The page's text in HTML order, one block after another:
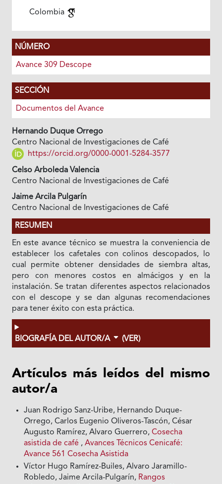
Colombia
NÚMERO
Avance 309 Descope
SECCIÓN
Documentos del Avance
Hernando Duque Orrego
Centro Nacional de Investigaciones de Café
https://orcid.org/0000-0001-5284-3577
Celso Arboleda Valencia
Centro Nacional de Investigaciones de Café
Jaime Arcila Pulgarín
Centro Nacional de Investigaciones de Café
RESUMEN
En este avance técnico se muestra la conveniencia de
establecer los cafetales con colinos descopados, lo
cual permite obtener densidades de siembra altas,
pero con menores costos en almácigos y en la
instalación. Se tratan diferentes aspectos relacionados
con el descope y se dan algunas recomendaciones
para tener éxito con esta práctica.
BIOGRAFÍA DEL AUTOR/A (VER)
Artículos más leídos del mismo
autor/a
Juan Rodrigo Sanz-Uribe, Hernando Duque-
Orrego, Carlos Eugenio Oliveros-Tascón, César
Augusto Ramírez, Alvaro Guerrero,Cosecha
asistida de café ,Avances Técnicos Cenicafé:
Avance 561 Cosecha Asistida
Víctor Hugo Ramírez-Builes, Alvaro Jaramillo-
Robledo, Jaime Arcila-Pulgarín, Rangos